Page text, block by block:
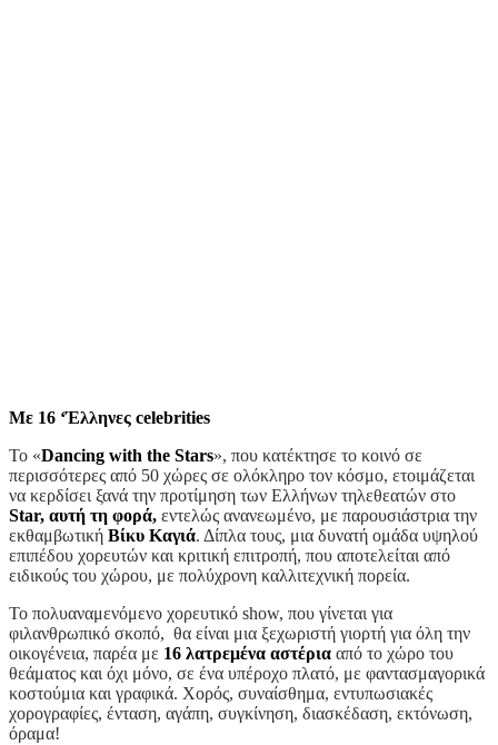
Με 16 ‘Έλληνες celebrities
Το «Dancing with the Stars», που κατέκτησε το κοινό σε
περισσότερες από 50 χώρες σε ολόκληρο τον κόσμο, ετοιμάζεται
να κερδίσει ξανά την προτίμηση των Ελλήνων τηλεθεατών στο
Star, αυτή τη φορά, εντελώς ανανεωμένο, με παρουσιάστρια την
εκθαμβωτική Βίκυ Καγιά. Δίπλα τους, μια δυνατή ομάδα υψηλού
επιπέδου χορευτών και κριτική επιτροπή, που αποτελείται από
ειδικούς του χώρου, με πολύχρονη καλλιτεχνική πορεία.
Το πολυαναμενόμενο χορευτικό show, που γίνεται για
φιλανθρωπικό σκοπό, θα είναι μια ξεχωριστή γιορτή για όλη την
οικογένεια, παρέα με 16 λατρεμένα αστέρια από το χώρο του
θεάματος και όχι μόνο, σε ένα υπέροχο πλατό, με φαντασμαγορικά
κοστούμια και γραφικά. Χορός, συναίσθημα, εντυπωσιακές
χορογραφίες, ένταση, αγάπη, συγκίνηση, διασκέδαση, εκτόνωση,
όραμα!